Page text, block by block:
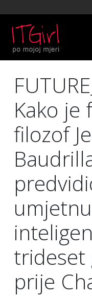
Kako je
filozof
umjetnu
trideset
prije